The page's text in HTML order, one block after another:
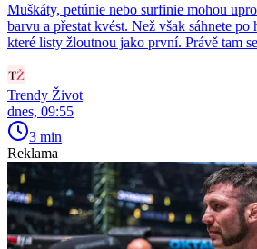
Muškáty, petúnie nebo surfinie mohou
barvu a přestat kvést. Než však sáhnete
které listy žloutnou jako první. Právě tam
Trendy Život
dnes, 09:55
3 min
Reklama